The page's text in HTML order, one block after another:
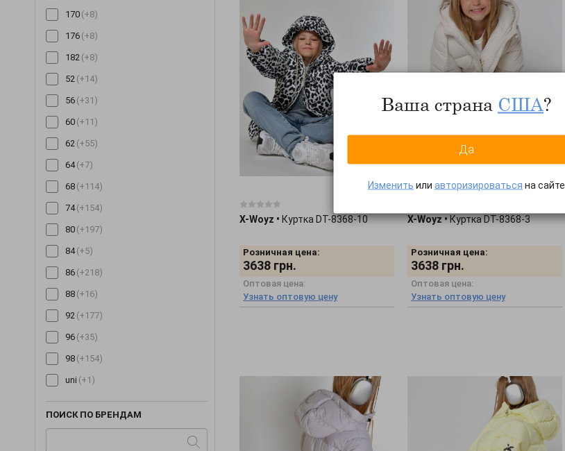
170 (+8)
176 (+8)
182 (+8)
52 (+14)
56 (+31)
60 (+11)
62 (+55)
64 (+7)
68 (+114)
74 (+154)
80 (+197)
84 (+5)
86 (+218)
88 (+16)
92 (+177)
96 (+35)
98 (+154)
uni (+1)
ПОИСК ПО БРЕНДАМ
X-Woyz • Куртка DT-8368-10
Розничная цена:
3638 грн.
Оптовая цена:
Узнать оптовую цену
X-Woyz•Куртка DT-8368-3
Розничная цена:
3638 грн.
Оптовая цена:
Узнать оптовую цену
Ваша страна США?
Да
Изменить или авторизироваться на сайте